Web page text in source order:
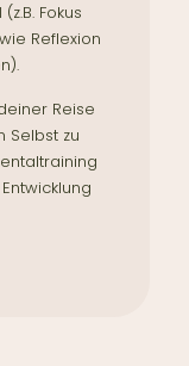
Fokus
Reflexion
Reise
Selbst zu